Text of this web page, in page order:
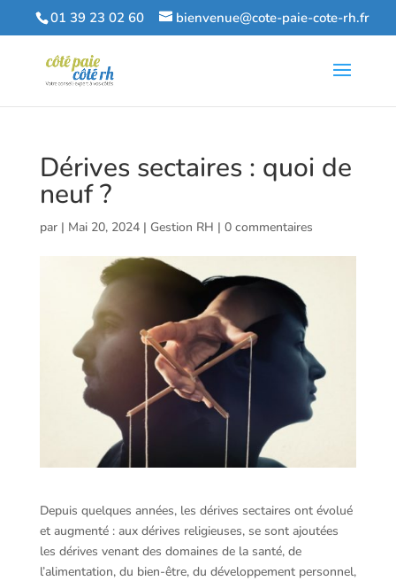
01 39 23 02 60 bienvenue@cote-paie-cote-rh.fr
Dérives sectaires : quoi de
neuf ?
par | Mai 20, 2024| Gestion RH | 0 commentaires
Depuis quelques années, les dérives sectaires ont évolué
et augmenté : aux dérives religieuses, se sont ajoutées
les dérives venant des domaines de la santé, de
l’alimentation, du bien-être, du développement personnel,